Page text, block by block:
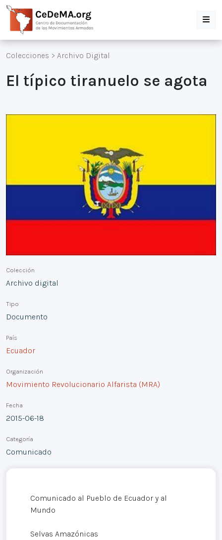
Colecciones > Archivo Digital
El típico tiranuelo se agota
Colección
Archivo digital
Tipo
Documento
País
Ecuador
Organización
Movimiento Revolucionario Alfarista (MRA)
Fecha
2015-06-18
Categoría
Comunicado
Comunicado al Pueblo de Ecuador y al
Mundo
Selvas Amazónicas